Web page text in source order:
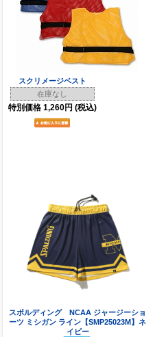
スクリメージベスト
在庫なし
特別価格 1,260円 (税込)
スポルディング NCAA ジャージーショ
ーツ ミシガン ライン【SMP25023M】ネ
イビー